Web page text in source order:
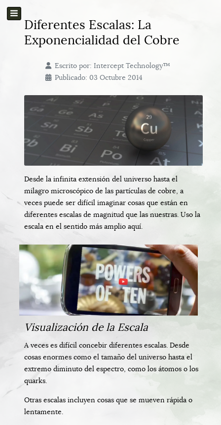
Diferentes Escalas: La
Exponencialidad del Cobre
Escrito por: Intercept Technology™
Publicado: 03 Octubre 2014
Desde la infinita extensión del universo hasta el
milagro microscópico de las partículas de cobre, a
veces puede ser difícil imaginar cosas que están en
diferentes escalas de magnitud que las nuestras. Uso la
escala en el sentido más amplio aquí.
Visualización de la Escala
A veces es difícil concebir diferentes escalas. Desde
cosas enormes como el tamaño del universo hasta el
extremo diminuto del espectro, como los átomos o los
quarks.
Otras escalas incluyen cosas que se mueven rápida o
lentamente.